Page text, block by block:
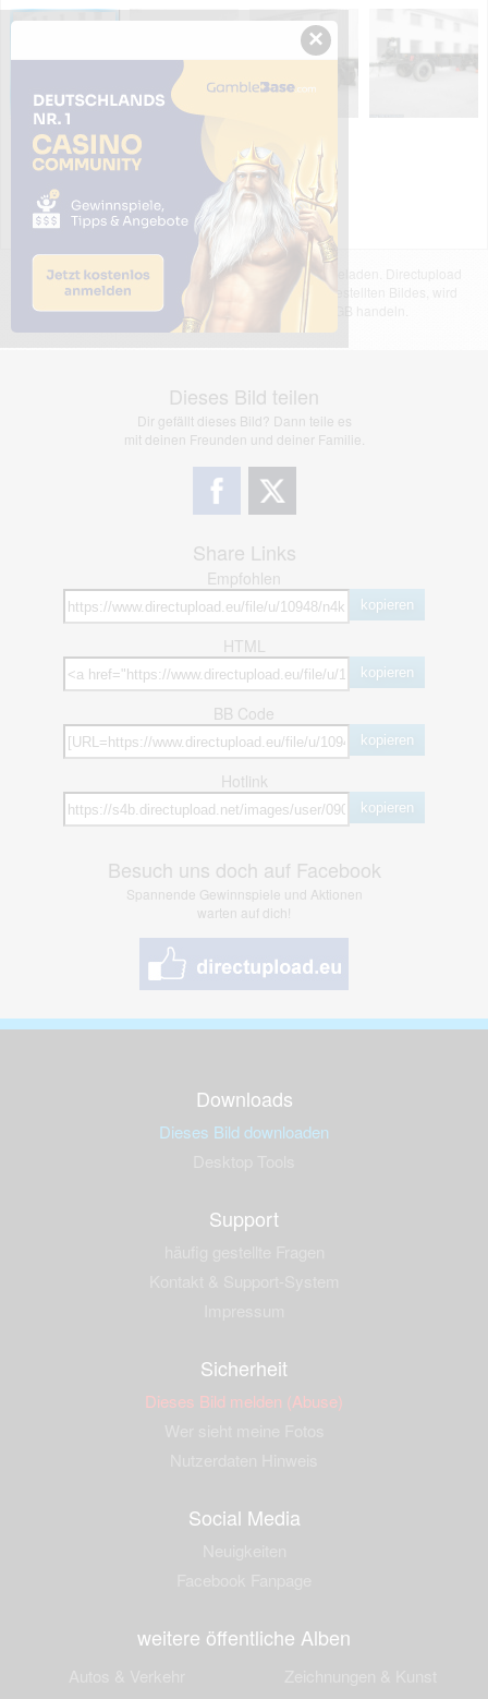
Das dargestellte Bild wurde von einem Nutzer hochgeladen. Directupload
übernimmt keinerlei Haftung für den Inhalt des dargestellten Bildes, wird
jedoch bei Verstößen nach §2(3) unserer AGB handeln.
Dieses Bild teilen
Dir gefällt dieses Bild? Dann teile es
mit deinen Freunden und deiner Familie.
Share Links
Empfohlen
kopieren
HTML
kopieren
BB Code
kopieren
Hotlink
kopieren
Besuch uns doch auf Facebook
Spannende Gewinnspiele und Aktionen
warten auf dich!
Downloads
Dieses Bild downloaden
Support
Sicherheit
Dieses Bild melden (Abuse)
Social Media
weitere öffentliche Alben
×